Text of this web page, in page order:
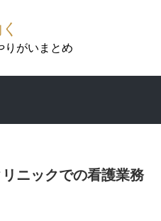
りがいまとめ
ニックでの看護業務